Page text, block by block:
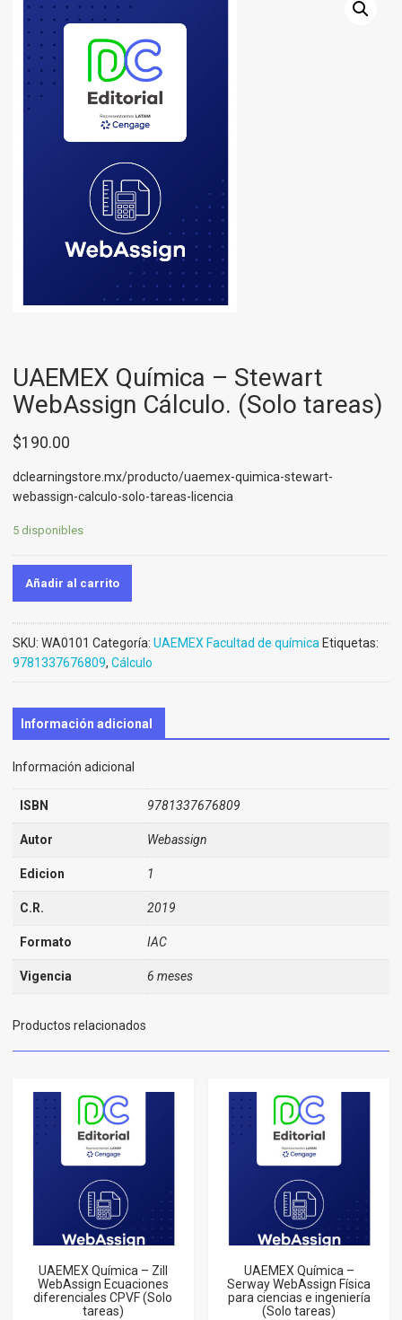
UAEMEX Química – Stewart
WebAssign Cálculo. (Solo tareas)
$190.00
dclearningstore.mx/producto/uaemex-quimica-stewart-
webassign-calculo-solo-tareas-licencia
5 disponibles
Añadir al carrito
SKU: WA0101 Categoría: UAEMEX Facultad de química Etiquetas:
9781337676809, Cálculo
Información adicional
Información adicional
ISBN 9781337676809
Autor Webassign
Edicion 1
C.R. 2019
Formato IAC
Vigencia 6 meses
Productos relacionados
UAEMEX Química – Zill
WebAssign Ecuaciones
diferenciales CPVF (Solo
tareas)
UAEMEX Química –
Serway WebAssign Física
para ciencias e ingeniería
(Solo tareas)